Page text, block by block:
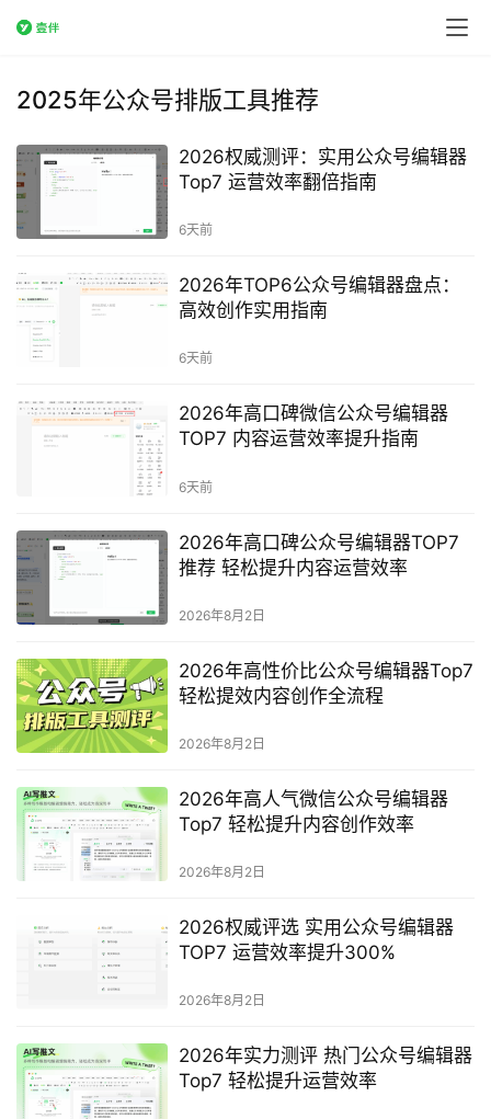
2025年公众号排版工具推荐
2026权威测评：实用公众号编辑器
Top7 运营效率翻倍指南
6天前
2026年TOP6公众号编辑器盘点：
高效创作实用指南
6天前
2026年高口碑微信公众号编辑器
TOP7 内容运营效率提升指南
6天前
2026年高口碑公众号编辑器TOP7
推荐 轻松提升内容运营效率
2026年8月2日
2026年高性价比公众号编辑器Top7
轻松提效内容创作全流程
2026年8月2日
2026年高人气微信公众号编辑器
Top7 轻松提升内容创作效率
2026年8月2日
2026权威评选 实用公众号编辑器
TOP7 运营效率提升300%
2026年8月2日
2026年实力测评 热门公众号编辑器
Top7 轻松提升运营效率